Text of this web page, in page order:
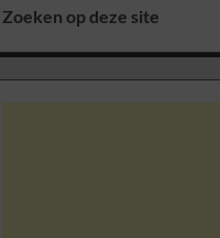
Zoeken op deze site